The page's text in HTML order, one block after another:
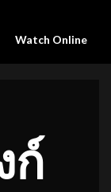
Watch Online
ก์